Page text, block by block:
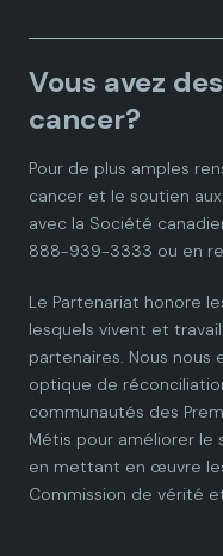
a
d
a
n
P
a
r
t
a
d
a
n
P
a
r
t
Vous avez
cancer?
Pour de plus amples
cancer et le soutien
avec la Société
888-939-3333 ou en
Le Partenariat honore
lesquels vivent et
partenaires. Nous nous
optique de
communautés des
Métis pour améliorer
en mettant en œuvre
Commission de vérité